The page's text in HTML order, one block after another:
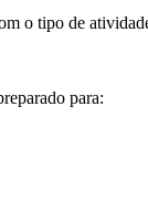
o tipo de
para: